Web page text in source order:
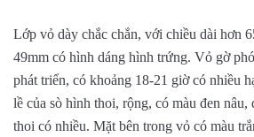
Lớp vỏ dày chắc chắn, với chiều dài hơn
49mm có hình dáng hình trứng. Vỏ gờ
phát triển, có khoảng 18-21 giờ có nhiều
lề của sò hình thoi, rộng, có màu đen
thoi có nhiều. Mặt bên trong vỏ có màu